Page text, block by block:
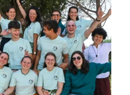
119 5